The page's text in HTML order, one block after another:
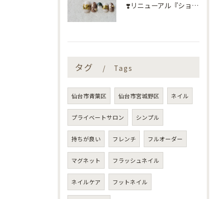
❣️リニューアル『ショートネイル定額』❣️
タグ Tags
仙台市青葉区 仙台市宮城野区 ネイル
プライベートサロン シンプル
持ちが良い フレンチ フルオーダー
マグネット フラッシュネイル
ネイルケア フットネイル